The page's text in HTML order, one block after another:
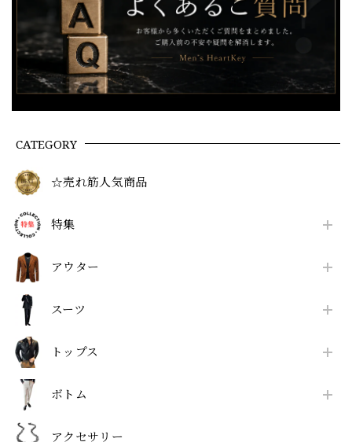
CATEGORY
☆売れ筋人気商品
特集
アウター
スーツ
トップス
ボトム
アクセサリー